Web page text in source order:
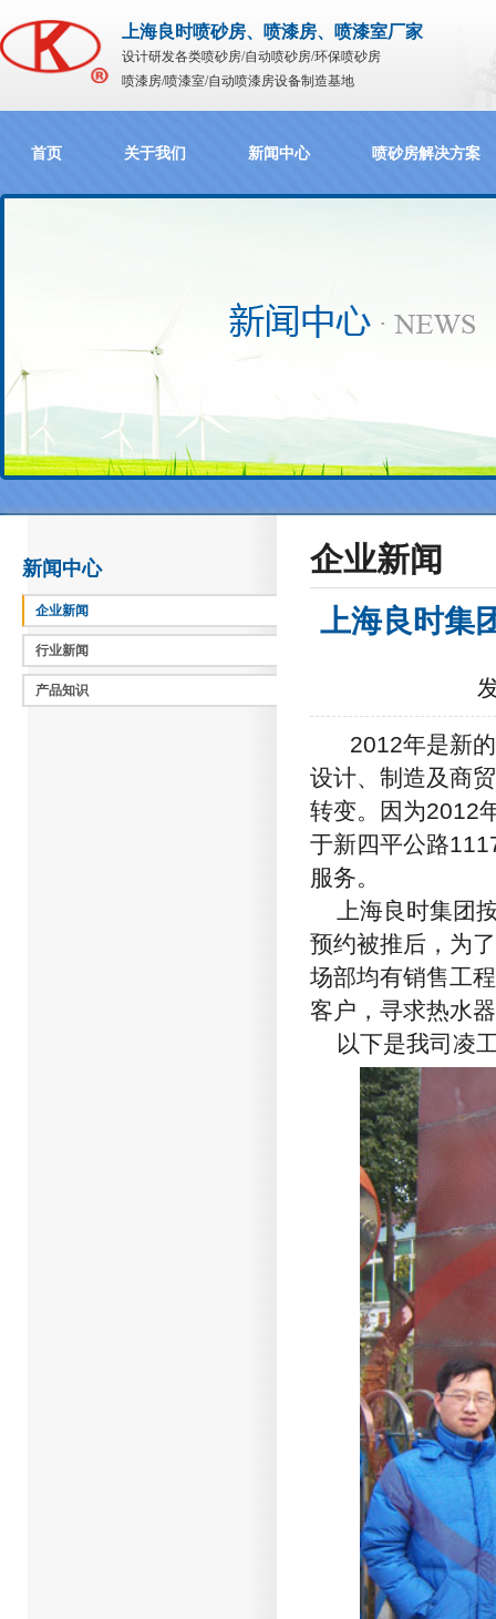
上海良时喷砂房、喷漆房、喷漆室厂家
设计研发各类喷砂房/自动喷砂房/环保喷砂房
喷漆房/喷漆室/自动喷漆房设备制造基地
首页 关于我们 新闻中心 喷砂房解决方案
新闻中心
企业新闻
行业新闻
产品知识
企业新闻
上海良时集
2012年是新的
设计、制造及商
转变。因为2012
于新四平公路
服务。
上海良时集团
预约被推后，为
场部均有销售工
客户，寻求热水
以下是我司凌